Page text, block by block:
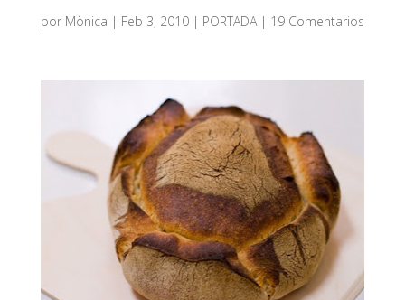
por Mònica | Feb 3, 2010| PORTADA| 19 Comentarios